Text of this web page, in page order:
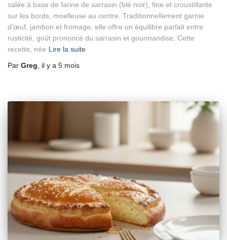
salée à base de farine de sarrasin (blé noir), fine et croustillante
sur les bords, moelleuse au centre. Traditionnellement garnie
d’œuf, jambon et fromage, elle offre un équilibre parfait entre
rusticité, goût prononcé du sarrasin et gourmandise. Cette
recette, née Lire la suite
Par Greg, il y a 5 mois